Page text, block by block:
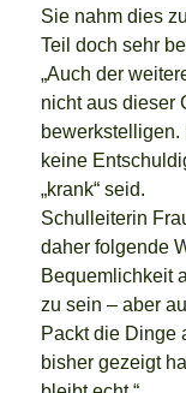
Sie nahm dies
Teil doch sehr
„Auch der
nicht aus dieser
keine
„krank“ seid.
Schulleiterin
daher folgende
Bequemlichkeit
zu sein – aber
Packt die Dinge
bisher gezeigt